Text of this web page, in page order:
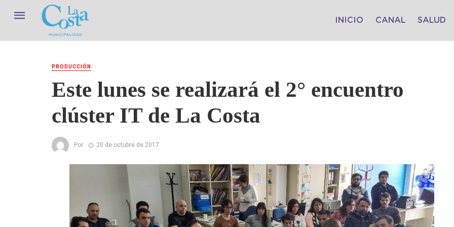
INICIO CANAL SALUD
PRODUCCIÓN
Este lunes se realizará el 2° encuentro
clúster IT de La Costa
Por 20 de octubre de 2017